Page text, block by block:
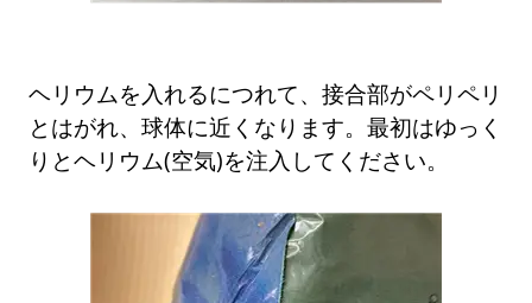
ヘリウムを入れるにつれて、接合部がペリペリ
とはがれ、球体に近くなります。最初はゆっく
りとヘリウム(空気)を注入してください。